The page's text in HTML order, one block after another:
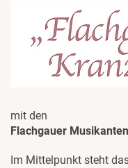
mit den
Flachgauer Musikanten
Im Mittelpunkt steht